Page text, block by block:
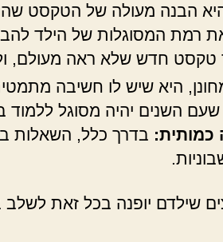
הבנה מעולה של הטקסט
רמת המסוגלות של הילד
טקסט חדש שלא ראה מעולם,
היא שיש לו חשיבה
שעם השנים יהיה מסוגל
כמותית: בדרך כלל, השאלות
שילדם יופנה בכל זאת